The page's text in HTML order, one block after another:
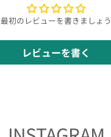
最初のレビューを書きましょう
レビューを書く